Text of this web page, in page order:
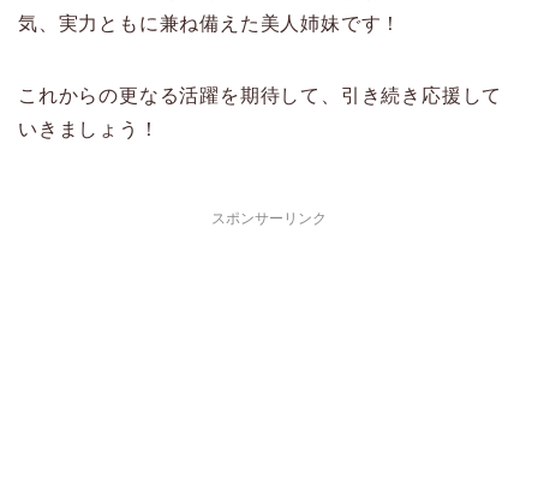
気、実力ともに兼ね備えた美人姉妹です！
これからの更なる活躍を期待して、引き続き応援して
いきましょう！
スポンサーリンク